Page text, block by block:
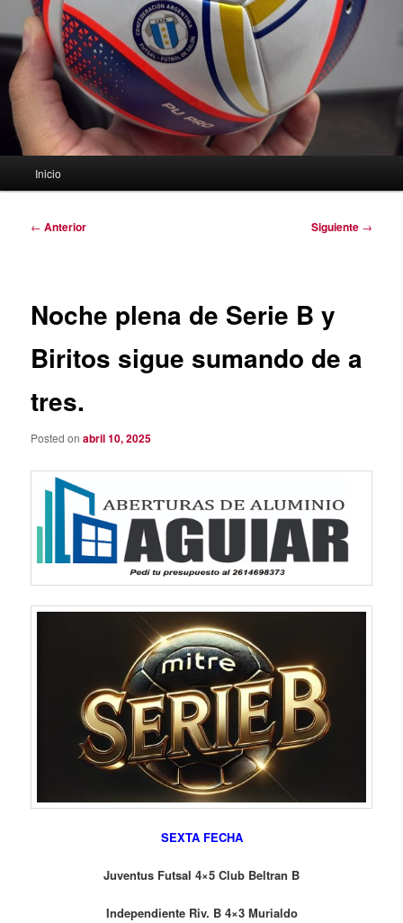
Inicio
Navegación
← Anterior Siguiente →
Noche plena de Serie B y
Biritos sigue sumando de a
tres.
Posted onabril 10, 2025
SEXTA FECHA
Juventus Futsal 4×5 Club Beltran B
Independiente Riv. B 4×3 Murialdo